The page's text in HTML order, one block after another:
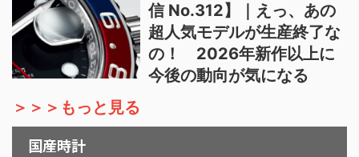
信 No.312】｜えっ、あの
超人気モデルが生産終了な
の！ 2026年新作以上に
今後の動向が気になる
＞＞＞もっと見る
国産時計